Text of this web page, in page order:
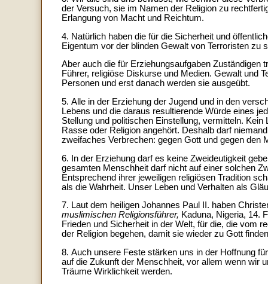
der Versuch, sie im Namen der Religion zu
Erlangung von Macht und Reichtum.
4. Natürlich haben die für die Sicherheit und
Eigentum vor der blinden Gewalt von Terroristen zu
Aber auch die für Erziehungsaufgaben Zuständigen
Führer, religiöse Diskurse und Medien. Gewalt und
Personen und erst danach werden sie ausgeübt.
5. Alle in der Erziehung der Jugend und in den
Lebens und die daraus resultierende Würde eines
Stellung und politischen Einstellung, vermitteln.
Rasse oder Religion angehört. Deshalb darf
zweifaches Verbrechen: gegen Gott und gegen den
6. In der Erziehung darf es keine Zweideutigkeit
gesamten Menschheit darf nicht auf einer solchen
Entsprechend ihrer jeweiligen religiösen Tradition
als die Wahrheit. Unser Leben und Verhalten als
7. Laut dem heiligen Johannes Paul II. haben
muslimischen Religionsführer, Kaduna, Nigeria, 14.
Frieden und Sicherheit in der Welt, für die, die vom
der Religion begehen, damit sie wieder zu Gott
8. Auch unsere Feste stärken uns in der Hoffnung
auf die Zukunft der Menschheit, vor allem wenn wir
Träume Wirklichkeit werden.